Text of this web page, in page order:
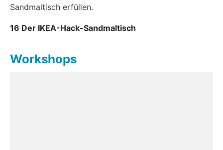
Sandmaltisch erfüllen.
16 Der IKEA-Hack-Sandmaltisch
Workshops